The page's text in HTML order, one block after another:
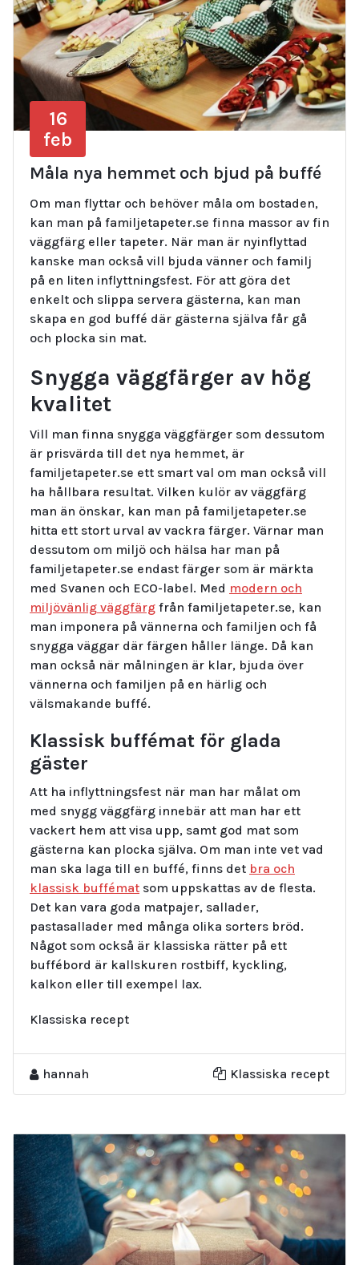
16
feb
Måla nya hemmet och bjud på buffé
Om man flyttar och behöver måla om bostaden,
kan man på familjetapeter.se finna massor av fin
väggfärg eller tapeter. När man är nyinflyttad
kanske man också vill bjuda vänner och familj
på en liten inflyttningsfest. För att göra det
enkelt och slippa servera gästerna, kan man
skapa en god buffé där gästerna själva får gå
och plocka sin mat.
Snygga väggfärger av hög
kvalitet
Vill man finna snygga väggfärger som dessutom
är prisvärda till det nya hemmet, är
familjetapeter.se ett smart val om man också vill
ha hållbara resultat. Vilken kulör av väggfärg
man än önskar, kan man på familjetapeter.se
hitta ett stort urval av vackra färger. Värnar man
dessutom om miljö och hälsa har man på
familjetapeter.se endast färger som är märkta
med Svanen och ECO-label. Med modern och
miljövänlig väggfärg från familjetapeter.se, kan
man imponera på vännerna och familjen och få
snygga väggar där färgen håller länge. Då kan
man också när målningen är klar, bjuda över
vännerna och familjen på en härlig och
välsmakande buffé.
Klassisk buffémat för glada
gäster
Att ha inflyttningsfest när man har målat om
med snygg väggfärg innebär att man har ett
vackert hem att visa upp, samt god mat som
gästerna kan plocka själva. Om man inte vet vad
man ska laga till en buffé, finns det bra och
klassisk buffémat som uppskattas av de flesta.
Det kan vara goda matpajer, sallader,
pastasallader med många olika sorters bröd.
Något som också är klassiska rätter på ett
buffébord är kallskuren rostbiff, kyckling,
kalkon eller till exempel lax.
Klassiska recept
hannah Klassiska recept